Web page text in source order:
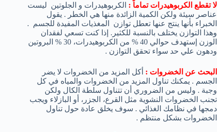
لا تقطع الكربوهيدرات تماماً : الكربوهيدرات و الجلوتين ليست
عناصر سيئة ولكن الكمية الزائدة منها هي الخطر . يقول
الخبراء بأنها ينتج عنها تعطل توازن المغذيات المفيدة للجسم .
وهذا التوازن يختلف بالنسبة للكثير. إذا كنت تسعي لفقدان
الوزن إستهدف حوالي 40 % من الكربوهيدرات، 30 % البروتين
ودهون علي حد سواء تحقق التوازن .
البحث عن الخضروات : أكل المزيد من الخضروات لا يضر
الجسم . يمكنك تناول المزيد من الخضروات والمياه في كل
وجبة . وليس من الضروري أن تتناول سلطة الكال ولكن
تجنب الخضروات النشوية مثل القرع، الجزر، أو البازلاء ويجب
دمجها في نظامك الغذائي . سوف يخلق عادة حول تناول
الخضروات بشكل منتظم .